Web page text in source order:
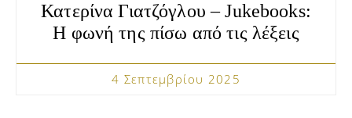
Κατερίνα Γιατζόγλου – Jukebooks:
Η φωνή της πίσω από τις λέξεις
4 Σεπτεμβρίου 2025